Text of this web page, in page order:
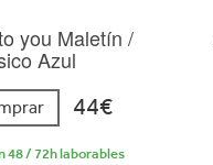
you Maletín /
Azul
44€
48 / 72h laborables